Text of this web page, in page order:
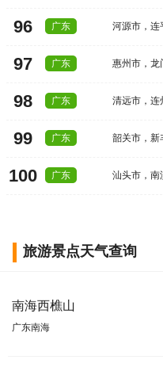
96 广东 河源市 ，连
97 广东 惠州市 ，龙
98 广东 清远市 ，连
99 广东 韶关市 ，新
100 广东 汕头市 ，南
旅游景点天气查询
南海西樵山
广东南海